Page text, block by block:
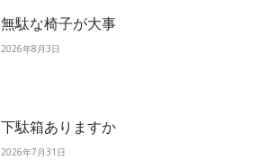
無駄な椅子が大事
2026年8月3日
下駄箱ありますか
2026年7月31日